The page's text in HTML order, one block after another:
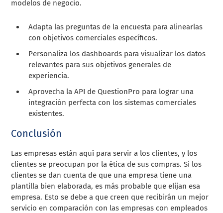
modelos de negocio.
Adapta las preguntas de la encuesta para alinearlas
con objetivos comerciales específicos.
Personaliza los dashboards para visualizar los datos
relevantes para sus objetivos generales de
experiencia.
Aprovecha la API de QuestionPro para lograr una
integración perfecta con los sistemas comerciales
existentes.
Conclusión
Las empresas están aquí para servir a los clientes, y los
clientes se preocupan por la ética de sus compras. Si los
clientes se dan cuenta de que una empresa tiene una
plantilla bien elaborada, es más probable que elijan esa
empresa. Esto se debe a que creen que recibirán un mejor
servicio en comparación con las empresas con empleados